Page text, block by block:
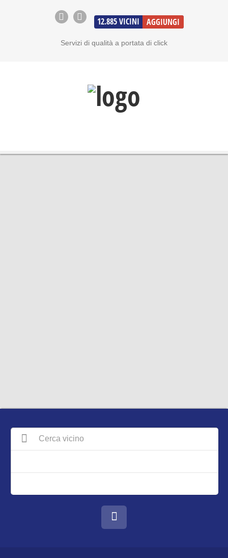
12.885 VICINI AGGIUNGI
Servizi di qualità a portata di click